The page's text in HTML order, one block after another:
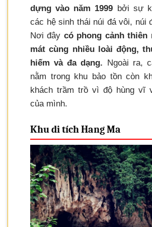
dựng vào năm 1999 bởi sự
các hệ sinh thái núi đá vôi, núi
Nơi đây có phong cảnh thiên
mát cùng nhiều loài động,
hiếm và đa dạng. Ngoài ra,
nằm trong khu bảo tồn còn
khách trầm trồ vì độ hùng vĩ
của mình.
Khu di tích Hang Ma